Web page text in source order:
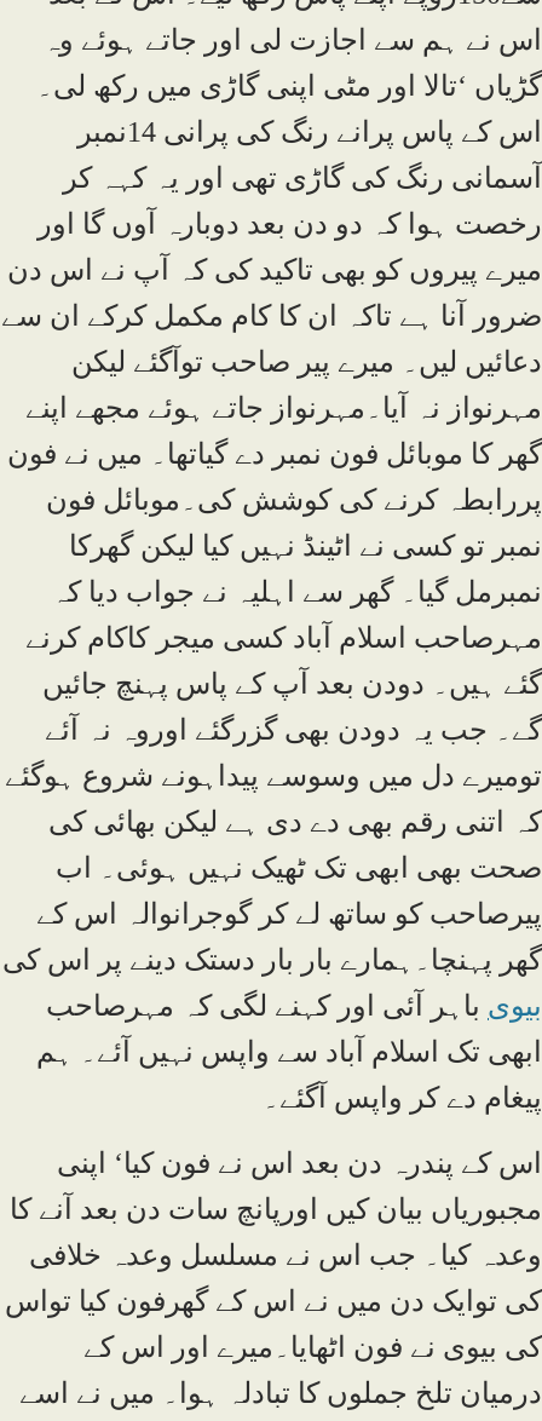
اس نے ہم سے اجازت لی اور جاتے ہوئے وہ
گڑیاں ‘تالا اور مٹی اپنی گاڑی میں رکھ لی۔
اس کے پاس پرانے رنگ کی پرانی 14نمبر
آسمانی رنگ کی گاڑی تھی اور یہ کہہ کر
رخصت ہوا کہ دو دن بعد دوبارہ آوں گا اور
میرے پیروں کو بھی تاکید کی کہ آپ نے اس دن
ضرور آنا ہے تاکہ ان کا کام مکمل کرکے ان سے
دعائیں لیں۔ میرے پیر صاحب توآگئے لیکن
مہرنواز نہ آیا۔مہرنواز جاتے ہوئے مجھے اپنے
گھر کا موبائل فون نمبر دے گیاتھا۔ میں نے فون
پررابطہ کرنے کی کوشش کی۔موبائل فون
نمبر تو کسی نے اٹینڈ نہیں کیا لیکن گھرکا
نمبرمل گیا۔ گھر سے اہلیہ نے جواب دیا کہ
مہرصاحب اسلام آباد کسی میجر کاکام کرنے
گئے ہیں۔ دودن بعد آپ کے پاس پہنچ جائیں
گے۔ جب یہ دودن بھی گزرگئے اوروہ نہ آئے
تومیرے دل میں وسوسے پیداہونے شروع ہوگئے
کہ اتنی رقم بھی دے دی ہے لیکن بھائی کی
صحت بھی ابھی تک ٹھیک نہیں ہوئی۔ اب
پیرصاحب کو ساتھ لے کر گوجرانوالہ اس کے
گھر پہنچا۔ہمارے بار بار دستک دینے پر اس کی
بیوی باہر آئی اور کہنے لگی کہ مہرصاحب
ابھی تک اسلام آباد سے واپس نہیں آئے۔ ہم
پیغام دے کر واپس آگئے۔
اس کے پندرہ دن بعد اس نے فون کیا‘ اپنی
مجبوریاں بیان کیں اورپانچ سات دن بعد آنے کا
وعدہ کیا۔ جب اس نے مسلسل وعدہ خلافی
کی توایک دن میں نے اس کے گھرفون کیا تواس
کی بیوی نے فون اٹھایا۔میرے اور اس کے
درمیان تلخ جملوں کا تبادلہ ہوا۔ میں نے اسے